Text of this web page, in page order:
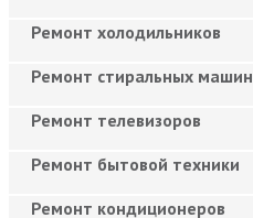
Ремонт холодильников
Ремонт стиральных машин
Ремонт телевизоров
Ремонт бытовой техники
Ремонт кондиционеров